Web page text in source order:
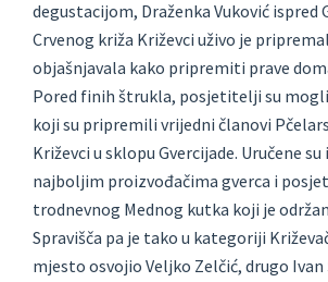
degustacijom, Draženka Vuković ispred
Crvenog križa Križevci uživo je
objašnjavala kako pripremiti prave
Pored finih štrukla, posjetitelji su
koji su pripremili vrijedni članovi
Križevci u sklopu Gvercijade. Uručene su
najboljim proizvođačima gverca i
trodnevnog Mednog kutka koji je
Spravišča pa je tako u kategoriji
mjesto osvojio Veljko Zelčić, drugo Ivan